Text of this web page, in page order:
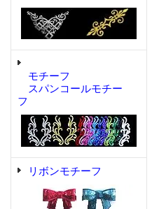
モチーフ
スパンコールモチー
フ
リボンモチーフ